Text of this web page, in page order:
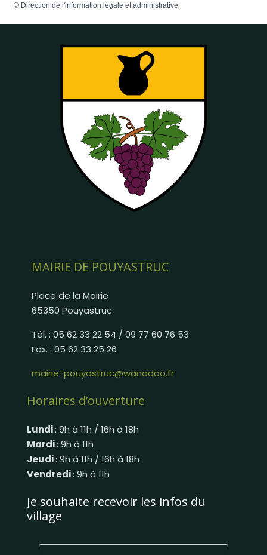
© Direction de l'information légale et administrative
MAIRIE DE POUYASTRUC
Place de la Mairie
65350 Pouyastruc
Tél. : 05 62 33 22 54 / 09 77 60 76 53
Fax. : 05 62 33 25 26
mairie-pouyastruc@wanadoo.fr
Horaires d’ouverture
Lundi: 9h à 11h / 16h à 18h
Mardi: 9h à 11h
Jeudi: 9h à 11h / 16h à 18h
Vendredi: 9h à 11h
Je souhaite recevoir les infos du
village